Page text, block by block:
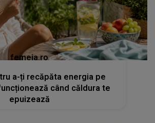
femeia.ro
a-ți recăpăta energia pe
când căldura te
epuizează